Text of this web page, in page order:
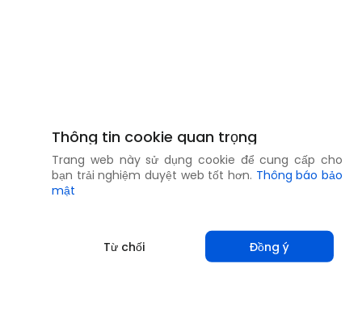
Thông tin cookie quan trọng
Trang web này sử dụng cookie để cung cấp cho
bạn trải nghiệm duyệt web tốt hơn. Thông báo bảo
mật
Từ chối Đồng ý